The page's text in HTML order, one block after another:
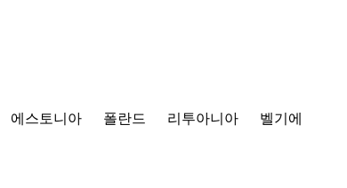
에스토니아 폴란드 리투아니아
벨기에